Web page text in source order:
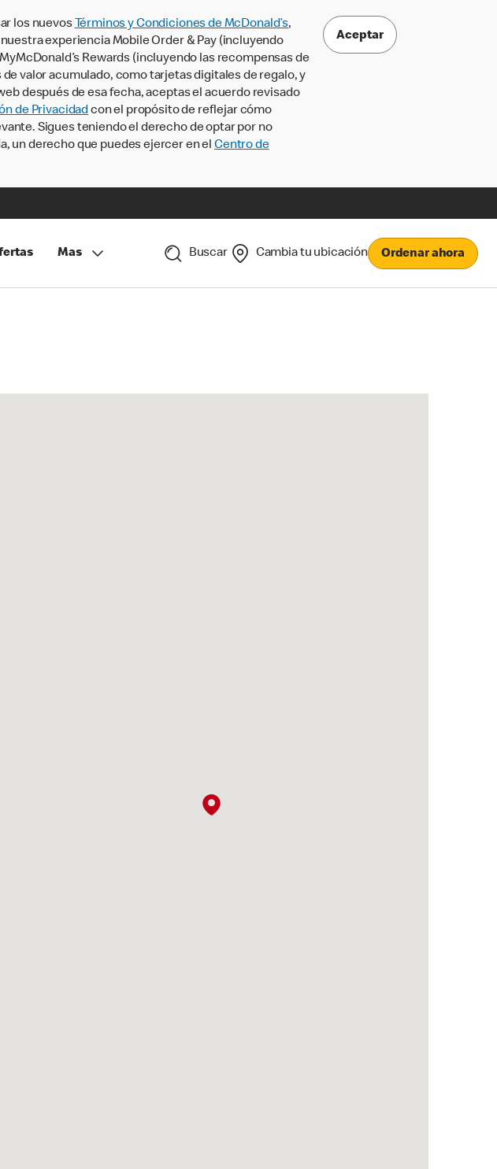
los nuevos Términos y Condiciones de McDonald’s,
experiencia Mobile Order & Pay (incluyendo
Rewards (incluyendo las recompensas de
valor acumulado, como tarjetas digitales de regalo, y
después de esa fecha, aceptas el acuerdo revisado
de Privacidadcon el propósito de reflejar cómo
Sigues teniendo el derecho de optar por no
un derecho que puedes ejercer en el Centro de
Aceptar
Mas Buscar Cambia tu ubicación Ordenar ahora